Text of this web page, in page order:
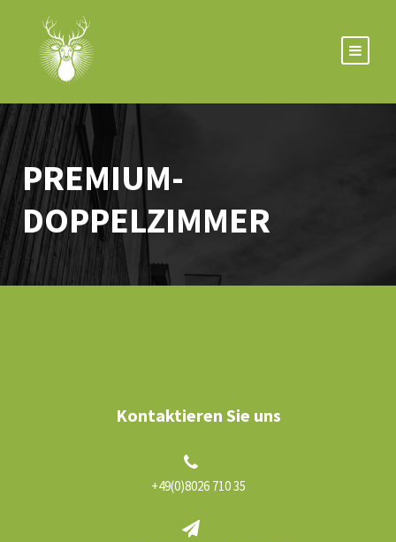
PREMIUM-
DOPPELZIMMER
Kontaktieren Sie uns
+49(0)8026 710 35